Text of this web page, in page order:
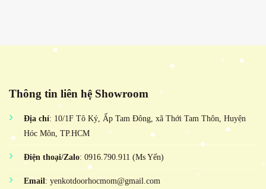
Thông tin liên hệ Showroom
Địa chỉ: 10/1F Tô Ký, Ấp Tam Đông, xã Thới Tam Thôn, Huyện
Hóc Môn, TP.HCM
Điện thoại/Zalo: 0916.790.911 (Ms Yến)
Email: yenkotdoorhocmom@gmail.com